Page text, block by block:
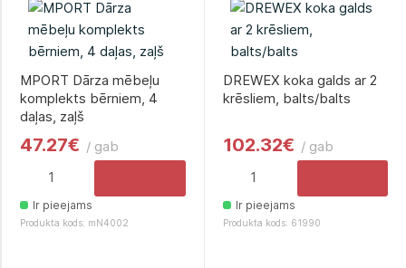
MPORT Dārza mēbeļu
komplekts bērniem, 4
daļas, zaļš
47.27€ / gab
Ir pieejams
Produkta kods: mN4002
DREWEX koka galds ar 2
krēsliem, balts/balts
102.32€ / gab
Ir pieejams
Produkta kods: 61990